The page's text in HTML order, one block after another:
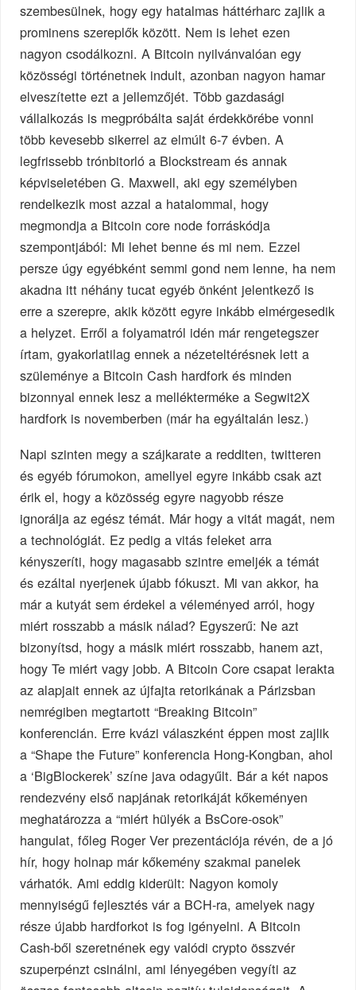
szembesülnek, hogy egy hatalmas háttérharc zajlik a
prominens szereplők között. Nem is lehet ezen
nagyon csodálkozni. A Bitcoin nyilvánvalóan egy
közösségi történetnek indult, azonban nagyon hamar
elveszítette ezt a jellemzőjét. Több gazdasági
vállalkozás is megpróbálta saját érdekkörébe vonni
több kevesebb sikerrel az elmúlt 6-7 évben. A
legfrissebb trónbitorló a Blockstream és annak
képviseletében G. Maxwell, aki egy személyben
rendelkezik most azzal a hatalommal, hogy
megmondja a Bitcoin core node forráskódja
szempontjából: Mi lehet benne és mi nem. Ezzel
persze úgy egyébként semmi gond nem lenne, ha nem
akadna itt néhány tucat egyéb önként jelentkező is
erre a szerepre, akik között egyre inkább elmérgesedik
a helyzet. Erről a folyamatról idén már rengetegszer
írtam, gyakorlatilag ennek a nézeteltérésnek lett a
szüleménye a Bitcoin Cash hardfork és minden
bizonnyal ennek lesz a mellékterméke a Segwit2X
hardfork is novemberben (már ha egyáltalán lesz.)
Napi szinten megy a szájkarate a redditen, twitteren
és egyéb fórumokon, amellyel egyre inkább csak azt
érik el, hogy a közösség egyre nagyobb része
ignorálja az egész témát. Már hogy a vitát magát, nem
a technológiát. Ez pedig a vitás feleket arra
kényszeríti, hogy magasabb szintre emeljék a témát
és ezáltal nyerjenek újabb fókuszt. Mi van akkor, ha
már a kutyát sem érdekel a véleményed arról, hogy
miért rosszabb a másik nálad? Egyszerű: Ne azt
bizonyítsd, hogy a másik miért rosszabb, hanem azt,
hogy Te miért vagy jobb. A Bitcoin Core csapat lerakta
az alapjait ennek az újfajta retorikának a Párizsban
nemrégiben megtartott “Breaking Bitcoin”
konferencián. Erre kvázi válaszként éppen most zajlik
a “Shape the Future” konferencia Hong-Kongban, ahol
a ‘BigBlockerek’ színe java odagyűlt. Bár a két napos
rendezvény első napjának retorikáját kőkeményen
meghatározza a “miért hülyék a BsCore-osok”
hangulat, főleg Roger Ver prezentációja révén, de a jó
hír, hogy holnap már kőkemény szakmai panelek
várhatók. Ami eddig kiderült: Nagyon komoly
mennyiségű fejlesztés vár a BCH-ra, amelyek nagy
része újabb hardforkot is fog igényelni. A Bitcoin
Cash-ből szeretnének egy valódi crypto összvér
szuperpénzt csinálni, ami lényegében vegyíti az